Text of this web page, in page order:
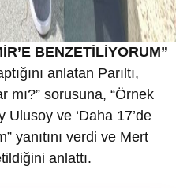
BENZETİLİYORUM”
anlatan Parıltı,
mı?” sorusuna, “Örnek
Ulusoy ve ‘Daha 17’de
yanıtını verdi ve Mert
anlattı.